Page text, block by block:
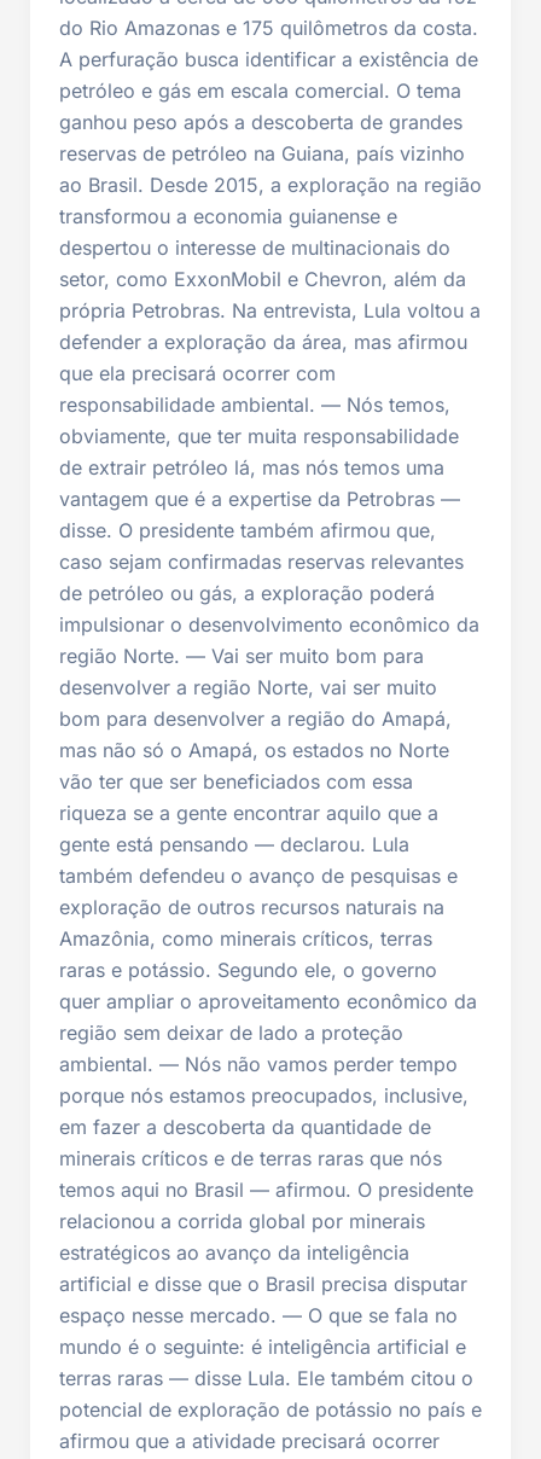
do Rio Amazonas e 175 quilômetros da costa.
A perfuração busca identificar a existência de
petróleo e gás em escala comercial. O tema
ganhou peso após a descoberta de grandes
reservas de petróleo na Guiana, país vizinho
ao Brasil. Desde 2015, a exploração na região
transformou a economia guianense e
despertou o interesse de multinacionais do
setor, como ExxonMobil e Chevron, além da
própria Petrobras. Na entrevista, Lula voltou a
defender a exploração da área, mas afirmou
que ela precisará ocorrer com
responsabilidade ambiental. — Nós temos,
obviamente, que ter muita responsabilidade
de extrair petróleo lá, mas nós temos uma
vantagem que é a expertise da Petrobras —
disse. O presidente também afirmou que,
caso sejam confirmadas reservas relevantes
de petróleo ou gás, a exploração poderá
impulsionar o desenvolvimento econômico da
região Norte. — Vai ser muito bom para
desenvolver a região Norte, vai ser muito
bom para desenvolver a região do Amapá,
mas não só o Amapá, os estados no Norte
vão ter que ser beneficiados com essa
riqueza se a gente encontrar aquilo que a
gente está pensando — declarou. Lula
também defendeu o avanço de pesquisas e
exploração de outros recursos naturais na
Amazônia, como minerais críticos, terras
raras e potássio. Segundo ele, o governo
quer ampliar o aproveitamento econômico da
região sem deixar de lado a proteção
ambiental. — Nós não vamos perder tempo
porque nós estamos preocupados, inclusive,
em fazer a descoberta da quantidade de
minerais críticos e de terras raras que nós
temos aqui no Brasil — afirmou. O presidente
relacionou a corrida global por minerais
estratégicos ao avanço da inteligência
artificial e disse que o Brasil precisa disputar
espaço nesse mercado. — O que se fala no
mundo é o seguinte: é inteligência artificial e
terras raras — disse Lula. Ele também citou o
potencial de exploração de potássio no país e
afirmou que a atividade precisará ocorrer